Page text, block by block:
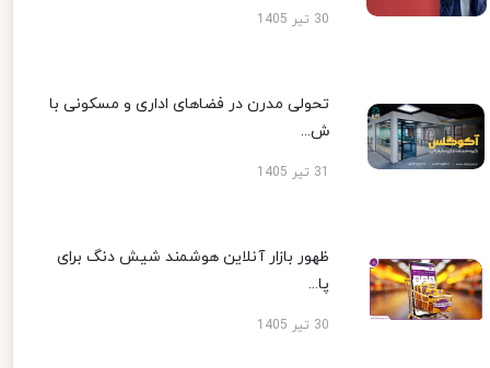
30 تیر 1405
تحولی مدرن در فضاهای اداری و مسکونی با
ش...
ظهور بازار آنلاین هوشمند شیش دنگ برای
پا...
30 تیر 1405